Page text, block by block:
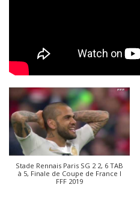
Stade Rennais Paris SG 2 2, 6 TAB
à 5, Finale de Coupe de France I
FFF 2019